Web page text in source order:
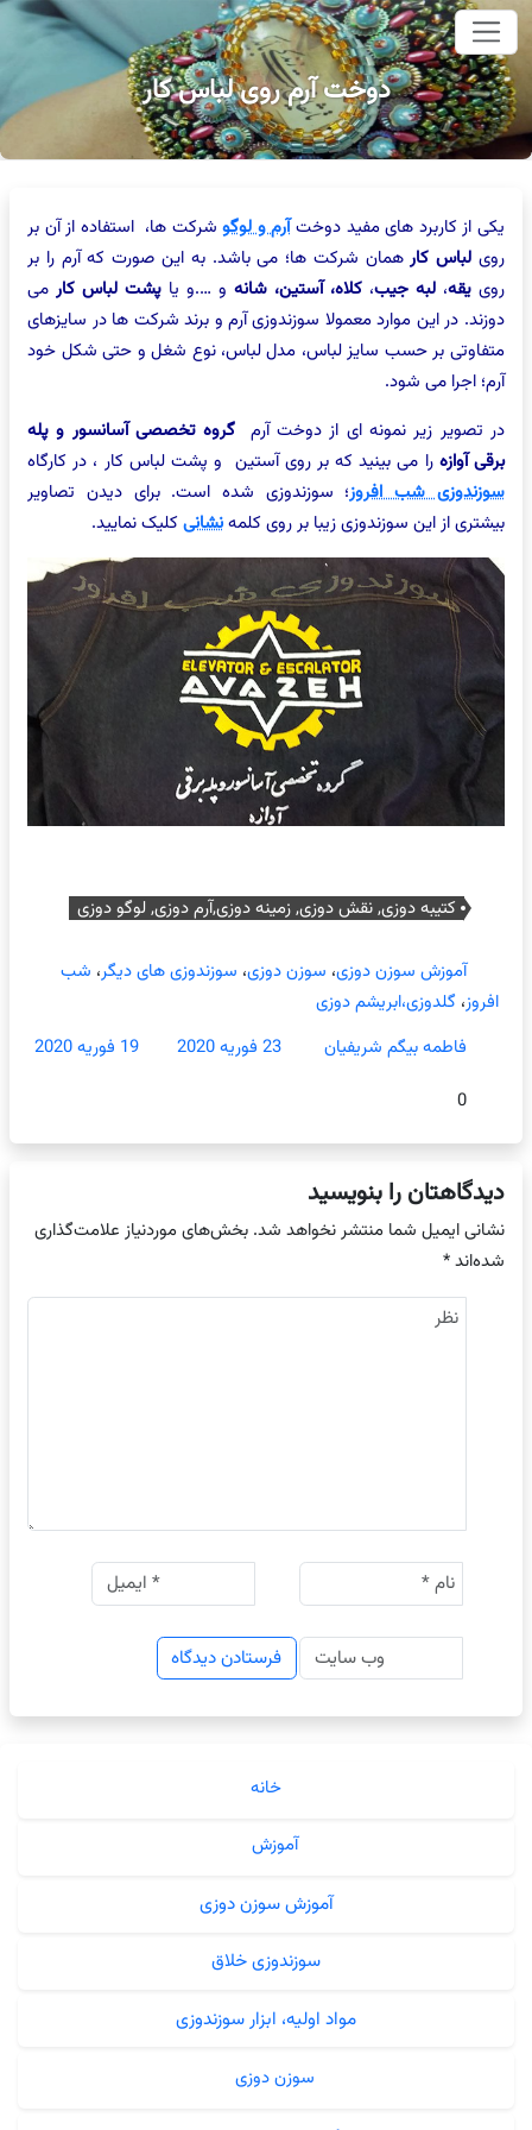
اصلی
دوخت آرم روی لباس کار
یکی از کاربرد های مفید دوختآرم و لوگوشرکت ها، استفاده از آن بر
روی لباس کار همان شرکت ها؛ می باشد. به این صورت که آرم را بر
روی یقه، لبه جیب، کلاه، آستین، شانهو ….و یا پشت لباس کار می
دوزند. در این موارد معمولا سوزندوزی آرم و برند شرکت ها در سایزهای
متفاوتی بر حسب سایز لباس، مدل لباس، نوع شغل و حتی شکل خود
آرم؛ اجرا می شود.
در تصویر زیر نمونه ای از دوخت آرم گروه تخصصی آسانسور و پله
برقی آوازه را می بینید که بر روی آستین و پشت لباس کار ، در کارگاه
سوزندوزی شب افروز؛ سوزندوزی شده است. برای دیدن تصاویر
بیشتری از این سوزندوزی زیبا بر روی کلمهنشانیکلیک نمایید.
کتیبه دوزی, نقش دوزی, زمینه دوزی,آرم دوزی, لوگو دوزی
آموزش سوزن دوزی، سوزن دوزی، سوزندوزی های دیگر، شب
افروز،گلدوزی،ابریشم دوزی
فاطمه بیگم شریفیان
23 فوریه 2020
19 فوریه 2020
0
دیدگاهتان را بنویسید
نشانی ایمیل شما منتشر نخواهد شد. بخش‌های موردنیاز علامت‌گذاری
شده‌اند*
خانه
آموزش
آموزش سوزن دوزی
سوزندوزی خلاق
مواد اولیه، ابزار سوزندوزی
سوزن دوزی